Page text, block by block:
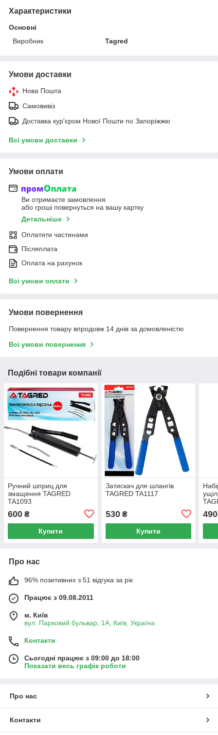
Характеристики
Основні
Виробник
Tagred
Умови доставки
Нова Пошта
Самовивіз
Доставка кур'єром Нової Пошти по Запоріжжю
Всі умови доставки
Умови оплати
Ви отримаєте замовлення
або гроші повернуться на вашу картку
Детальніше
Оплатити частинами
Післяплата
Оплата на рахунок
Всі умови оплати
Умови повернення
Повернення товару впродовж 14 днів за домовленістю
Всі умови повернення
Подібні товари компанії
Ручний шприц для
змащення TAGRED
TA1093
600 ₴
Купити
Затискач для шлангів
TAGRED TA1117
530₴
Купити
490
Про нас
96% позитивних з 51 відгука за рік
Працює з 09.08.2011
м. Київ
вул. Парковий бульвар, 1А, Київ, Україна
Контакти
Сьогодні працює з 09:00 до 18:00
Показати весь графік роботи
Про нас
Контакти